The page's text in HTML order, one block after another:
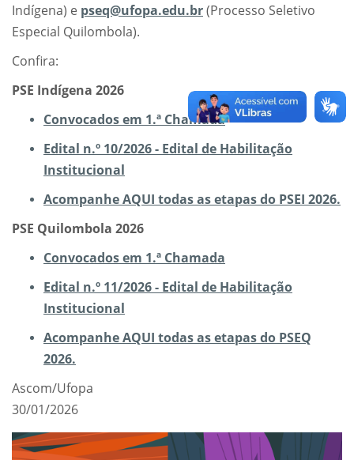
Indígena) e pseq@ufopa.edu.br(Processo Seletivo
Especial Quilombola).
Confira:
PSE Indígena 2026
Convocados em 1.ª Chamada
Edital n.º 10/2026 - Edital de Habilitação
Institucional
Acompanhe AQUI todas as etapas do PSEI 2026.
PSE Quilombola 2026
Convocados em 1.ª Chamada
Edital n.º 11/2026 - Edital de Habilitação
Institucional
Acompanhe AQUI todas as etapas do PSEQ
2026.
Ascom/Ufopa
30/01/2026